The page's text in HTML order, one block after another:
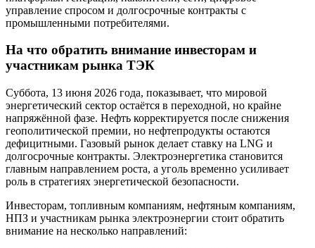
управление спросом и долгосрочные контракты с
промышленными потребителями.
На что обратить внимание инвесторам и
участникам рынка ТЭК
Суббота, 13 июня 2026 года, показывает, что мировой
энергетический сектор остаётся в переходной, но крайне
напряжённой фазе. Нефть корректируется после снижения
геополитической премии, но нефтепродукты остаются
дефицитными. Газовый рынок делает ставку на LNG и
долгосрочные контракты. Электроэнергетика становится
главным направлением роста, а уголь временно усиливает
роль в стратегиях энергетической безопасности.
Инвесторам, топливным компаниям, нефтяным компаниям,
НПЗ и участникам рынка электроэнергии стоит обратить
внимание на несколько направлений: